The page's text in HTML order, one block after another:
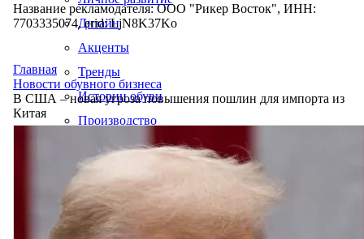
Дизайн
Акценты
Тренды
Истории обуви
Производство
Название рекламодателя: ООО "Рикер Восток", ИНН:
7703335074, erid: LjN8K37Ko
Главная
Новости обувного бизнеса
В США – новая угроза повышения пошлин для импорта из
Китая